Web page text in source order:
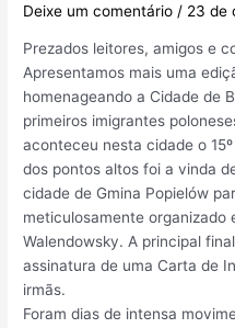
Deixe um comentário / 23 de
Prezados leitores, amigos e
Apresentamos mais uma
homenageando a Cidade de
primeiros imigrantes
aconteceu nesta cidade o
dos pontos altos foi a vinda
cidade de Gmina Popielów
meticulosamente organizado
Walendowsky. A principal
assinatura de uma Carta de
irmãs.
Foram dias de intensa